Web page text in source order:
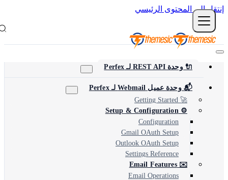
إلى المحتوى الرئيسي
🔌 وحدة REST API لـ Perfex
📬 وحدة عميل Webmail لـ Perfex
🚀 Getting Started
⚙️ Setup & Configuration
Configuration
Gmail OAuth Setup
Outlook OAuth Setup
Settings Reference
✉️ Email Features
Email Operations